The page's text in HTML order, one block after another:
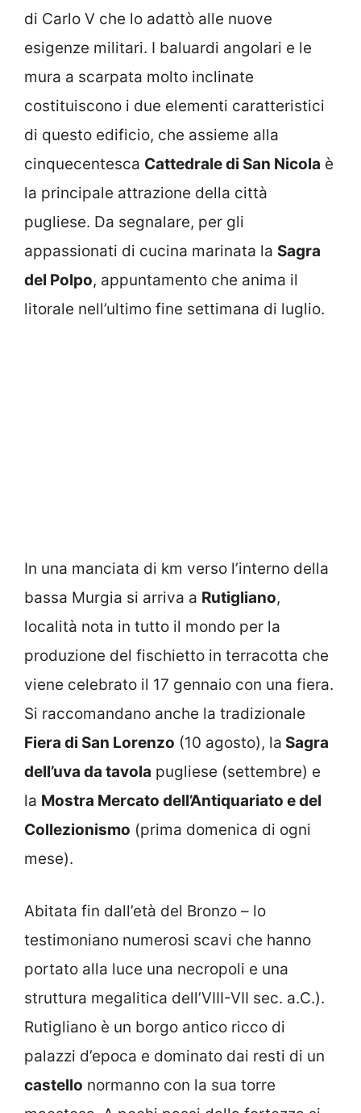
di Carlo V che lo adattò alle nuove
esigenze militari. I baluardi angolari e le
mura a scarpata molto inclinate
costituiscono i due elementi caratteristici
di questo edificio, che assieme alla
cinquecentesca Cattedrale di San Nicola è
la principale attrazione della città
pugliese. Da segnalare, per gli
appassionati di cucina marinata la Sagra
del Polpo, appuntamento che anima il
litorale nell’ultimo fine settimana di luglio.
In una manciata di km verso l’interno della
bassa Murgia si arriva a Rutigliano,
località nota in tutto il mondo per la
produzione del fischietto in terracotta che
viene celebrato il 17 gennaio con una fiera.
Si raccomandano anche la tradizionale
Fiera di San Lorenzo (10 agosto), la Sagra
dell’uva da tavola pugliese (settembre) e
la Mostra Mercato dell’Antiquariato e del
Collezionismo (prima domenica di ogni
mese).
Abitata fin dall’età del Bronzo – lo
testimoniano numerosi scavi che hanno
portato alla luce una necropoli e una
struttura megalitica dell’VIII-VII sec. a.C.).
Rutigliano è un borgo antico ricco di
palazzi d’epoca e dominato dai resti di un
castello normanno con la sua torre